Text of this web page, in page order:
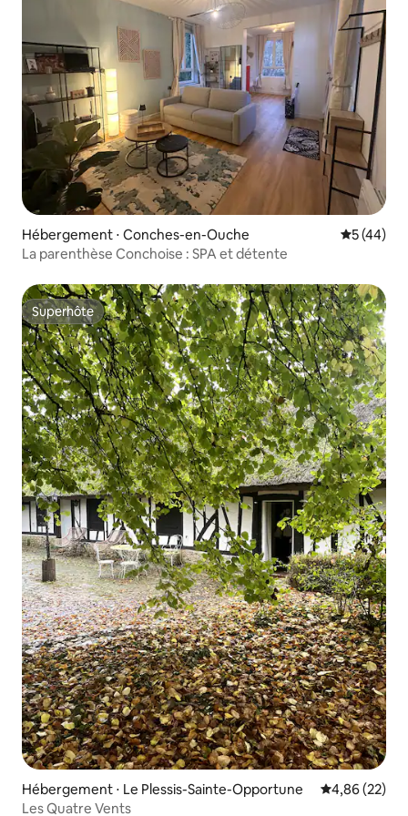
Hébergement ⋅ Conches-en-Ouche
5 (44)
La parenthèse Conchoise : SPA et détente
Superhôte
Superhôte
Hébergement ⋅ Le Plessis-Sainte-Opportune Évaluation
4,86 (22)
Les Quatre Vents